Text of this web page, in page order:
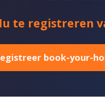
te registreren
book-your-